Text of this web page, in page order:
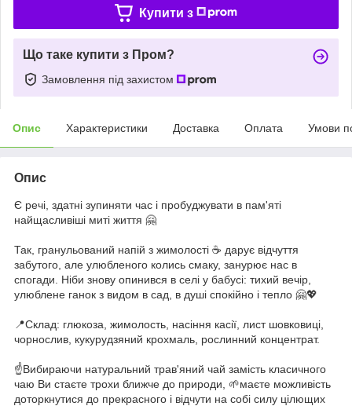
Купити з
Що таке купити з Пром?
Замовлення під захистом
Опис Характеристики Доставка Оплата Умови
Опис
Є речі, здатні зупиняти час і пробуджувати в пам'яті
найщасливіші миті життя 🤗
Так, гранульований напій з жимолості ☕️ дарує відчуття
забутого, але улюбленого колись смаку, занурює нас в
спогади. Ніби знову опинився в селі у бабусі: тихий вечір,
улюблене ганок з видом в сад, в душі спокійно і тепло 🤗💖
📍Склад: глюкоза, жимолость, насіння касії, лист шовковиці,
чорнослив, кукурудзяний крохмаль, рослинний концентрат.
☝️Вибираючи натуральний трав'яний чай замість класичного
чаю Ви стаєте трохи ближче до природи, 🌱маєте можливість
доторкнутися до прекрасного і відчути на собі силу цілющих